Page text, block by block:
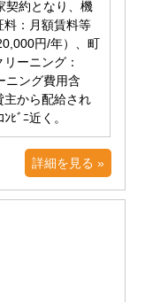
契約となり、機
料：月額賃料等
円/年）、町
ーニング：
ニング費用含
主から配給され
ﾋﾞﾆ近く。
詳細を見る »